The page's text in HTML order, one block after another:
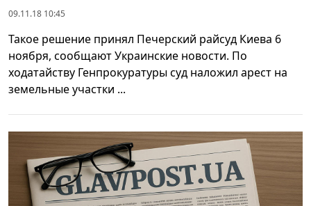
09.11.18 10:45
Такое решение принял Печерский райсуд Киева 6
ноября, сообщают Украинские новости. По
ходатайству Генпрокуратуры суд наложил арест на
земельные участки ...